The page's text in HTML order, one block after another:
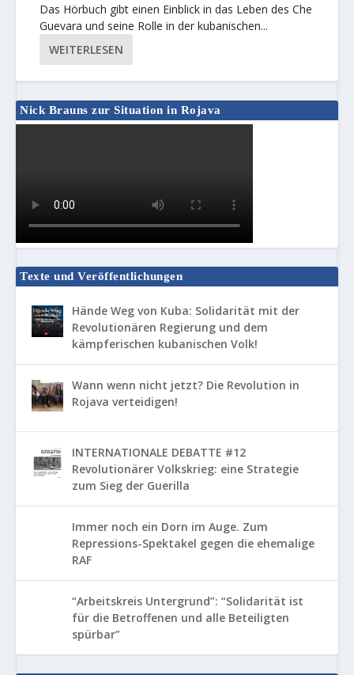
Das Hörbuch gibt einen Einblick in das Leben des Che
Guevara und seine Rolle in der kubanischen...
WEITERLESEN
Nick Brauns zur Situation in Rojava
Texte und Veröffentlichungen
Hände Weg von Kuba: Solidarität mit der
Revolutionären Regierung und dem
kämpferischen kubanischen Volk!
Wann wenn nicht jetzt? Die Revolution in
Rojava verteidigen!
INTERNATIONALE DEBATTE #12
Revolutionärer Volkskrieg: eine Strategie
zum Sieg der Guerilla
Immer noch ein Dorn im Auge. Zum
Repressions-Spektakel gegen die ehemalige
RAF
“Arbeitskreis Untergrund”: “Solidarität ist
für die Betroffenen und alle Beteiligten
spürbar”